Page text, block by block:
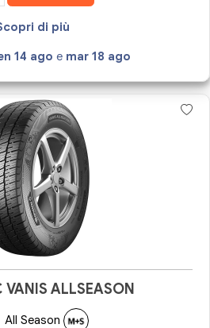
di più
14 ago e mar 18 ago
ALLSEASON
All Season